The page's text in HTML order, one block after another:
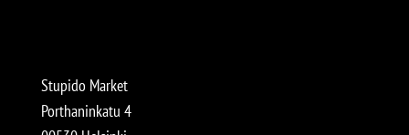
Stupido Market
Porthaninkatu 4